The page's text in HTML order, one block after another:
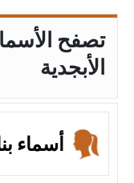
تصفح
الأبجدية
أسماء